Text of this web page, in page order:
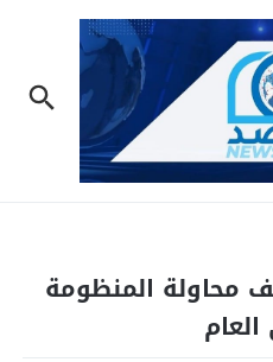
محاولة المنظومة